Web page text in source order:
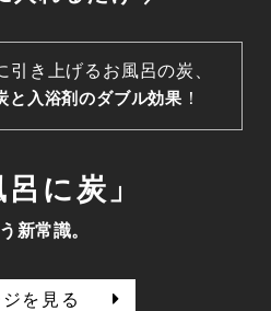
引き上げるお風呂の炭、
と入浴剤のダブル効果 ！
呂に炭」
新常識。
を見る